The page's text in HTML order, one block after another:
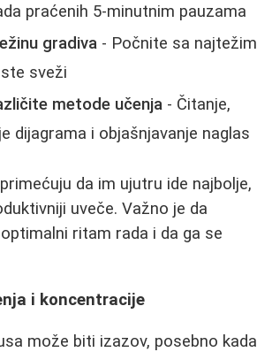
praćenih 5-minutnim pauzama
gradiva - Počnite sa najtežim
sveži
metode učenja - Čitanje,
dijagrama i objašnjavanje naglas
da im ujutru ide najbolje,
uveče. Važno je da
ritam rada i da ga se
i koncentracije
može biti izazov, posebno kada